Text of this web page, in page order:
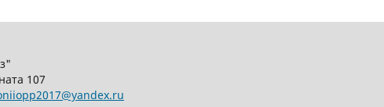
107